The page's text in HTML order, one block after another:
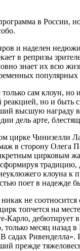
в России,
и наделен
в репризы
знает их всю
популярных
сам клоун,
реакцией, но и
высшую
дель арте,
цирке Чинизелли
в сторону Олега
цирковым
клоуна к
поет в надежде
не
топчется на
Карло,
месяц
садах
прежде